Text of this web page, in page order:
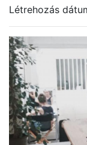
Létrehozás